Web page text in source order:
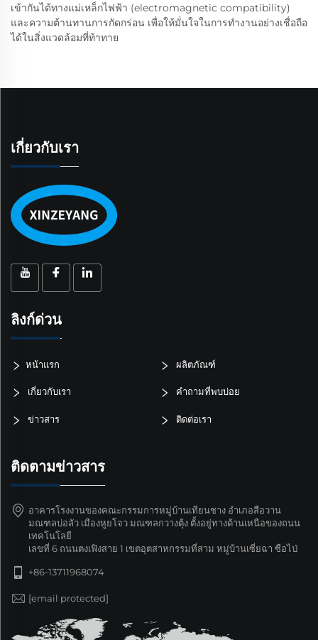
เข้ากันได้ทางแม่เหล็กไฟฟ้า (electromagnetic compatibility)
และความต้านทานการกัดกร่อน เพื่อให้มั่นใจในการทำงานอย่างเชื่อถือ
ได้ในสิ่งแวดล้อมที่ท้าทาย
เกี่ยวกับเรา
ลิงก์ด่วน
หน้าแรก ผลิตภัณฑ์
เกี่ยวกับเรา คำถามที่พบบ่อย
ข่าวสาร ติดต่อเรา
ติดตามข่าวสาร
อาคารโรงงานของคณะกรรมการหมู่บ้านเทียนชาง อำเภอสือวาน
มณฑลบ่อลัว เมืองหูยโจว มณฑลกวางตุ้ง ตั้งอยู่ทางด้านเหนือของถนน
เทคโนโลยี
เลขที่ 6 ถนนตงเฟิงสาย 1 เขตอุตสาหกรรมที่สาม หมู่บ้านเซี่ยฉา ซือไป่
+86-13711968074
[email protected]